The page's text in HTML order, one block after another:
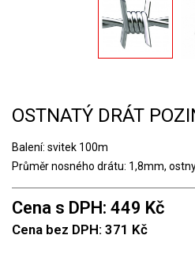
OSTNATÝ DRÁT
Balení: svitek 100m
Průměr nosného drátu: 1,8mm,
Cena s DPH: 449 Kč
Cena bez DPH: 371 Kč